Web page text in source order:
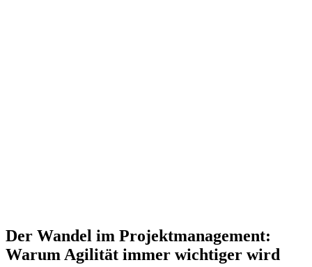
Der Wandel im Projektmanagement:
Warum Agilität immer wichtiger wird